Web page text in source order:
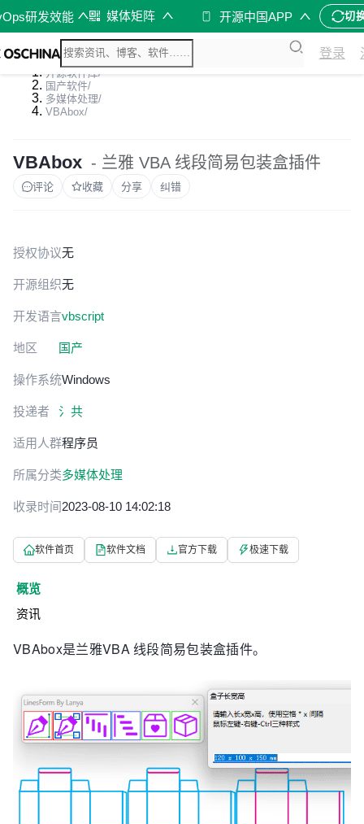
研发效能 媒体矩阵 开源中国APP 切
登录
开源软件库/
国产软件/
多媒体处理/
VBAbox/
VBAbox - 兰雅 VBA 线段简易包装盒插件
评论 收藏 分享 纠错
授权协议无
开源组织无
开发语言vbscript
地区 国产
操作系统Windows
投递者 氵共
适用人群程序员
所属分类多媒体处理
收录时间2023-08-10 14:02:18
软件首页 软件文档 官方下载 极速下载
概览
资讯
VBAbox是兰雅VBA 线段简易包装盒插件。